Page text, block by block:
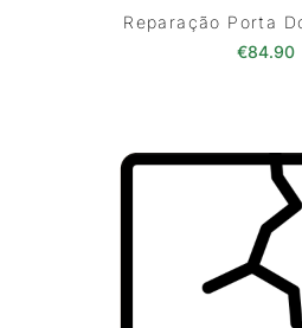
Reparação Porta
€84.90